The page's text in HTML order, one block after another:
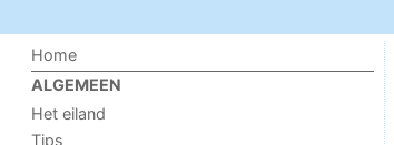
Home
ALGEMEEN
Het eiland
Tips